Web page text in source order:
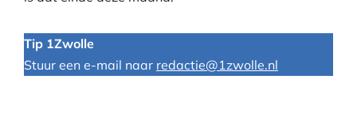
Tip 1Zwolle
Stuur een e-mail naar redactie@1zwolle.nl